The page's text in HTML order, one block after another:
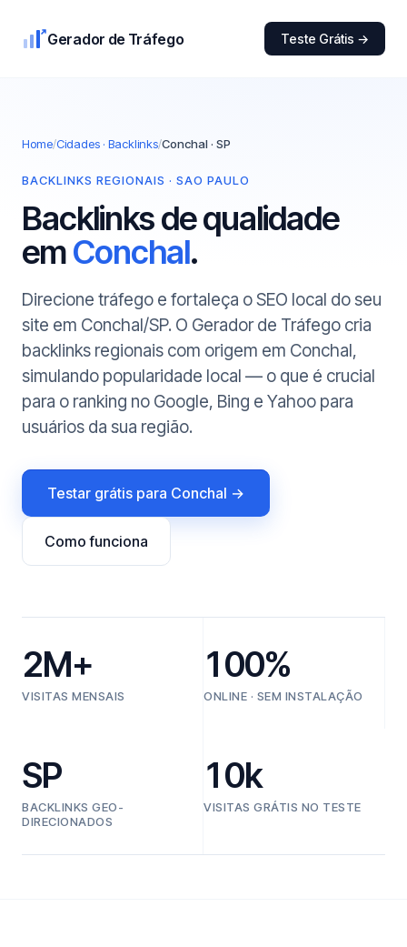
Gerador de Tráfego Teste Grátis →
Home/Cidades · Backlinks/Conchal · SP
BACKLINKS REGIONAIS · SAO PAULO
Backlinks de qualidade
emConchal.
Direcione tráfego e fortaleça o SEO local do seu
site em Conchal/SP. O Gerador de Tráfego cria
backlinks regionais com origem em Conchal,
simulando popularidade local — o que é crucial
para o ranking no Google, Bing e Yahoo para
usuários da sua região.
Testar grátis para Conchal →
Como funciona
2M+
VISITAS MENSAIS
100%
ONLINE · SEM INSTALAÇÃO
SP
BACKLINKS GEO-
DIRECIONADOS
10k
VISITAS GRÁTIS NO TESTE